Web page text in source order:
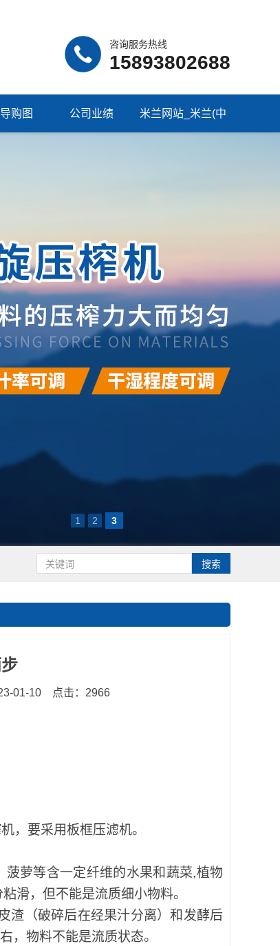
咨询服务热线
15893802688
购图 公司业绩 米兰网站_米兰(中
1 2 3
01-10 点击：2966
，要采用板框压滤机。
萝等含一定纤维的水果和蔬菜,植物
滑，但不能是流质细小物料。
渣（破碎后在经果汁分离）和发酵后
，物料不能是流质状态。